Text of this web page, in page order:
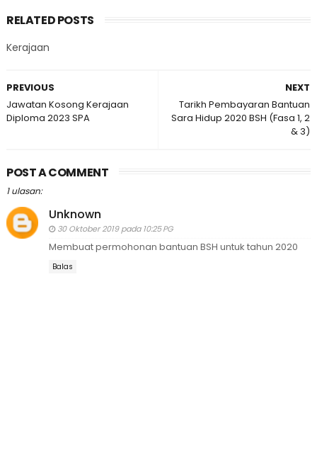
RELATED POSTS
Kerajaan
NEXT
Tarikh Pembayaran Bantuan
Sara Hidup 2020 BSH (Fasa 1, 2
& 3)
PREVIOUS
Jawatan Kosong Kerajaan
Diploma 2023 SPA
POST A COMMENT
1 ulasan:
Unknown
30 Oktober 2019 pada 10:25 PG
Membuat permohonan bantuan BSH untuk tahun 2020
Balas